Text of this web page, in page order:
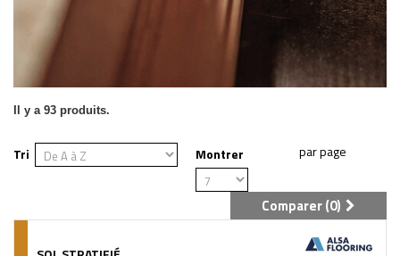
Il y a 93 produits.
Tri Montrer
Comparer (0)